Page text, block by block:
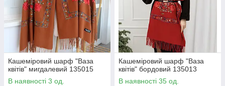
Кашеміровий шарф "Ваза
квітів" мигдалевий 135015
В наявності 3 од.
Кашеміровий шарф "Ваза
квітів" бордовий 135013
В наявності 35 од.